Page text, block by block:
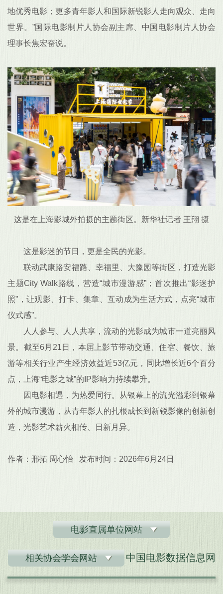
地优秀电影；更多青年影人和国际新锐影人走向观众、走向
世界。”国际电影制片人协会副主席、中国电影制片人协会
理事长焦宏奋说。
这是在上海影城外拍摄的主题街区。新华社记者 王翔 摄
这是影迷的节日，更是全民的光影。
联动武康路安福路、幸福里、大豫园等街区，打造光影
主题City Walk路线，营造“城市漫游感”；首次推出“影迷护
照”，让观影、打卡、集章、互动成为生活方式，点亮“城市
仪式感”。
人人参与、人人共享，流动的光影成为城市一道亮丽风
景。截至6月21日，本届上影节带动交通、住宿、餐饮、旅
游等相关行业产生经济效益近53亿元，同比增长近6个百分
点，上海“电影之城”的IP影响力持续攀升。
因电影相遇，为热爱同行。从银幕上的流光溢彩到银幕
外的城市漫游，从青年影人的扎根成长到新锐影像的创新创
造，光影艺术薪火相传、日新月异。
作者：邢拓 周心怡 发布时间：2026年6月24日
电影直属单位网站
相关协会学会网站 中国电影数据信息网